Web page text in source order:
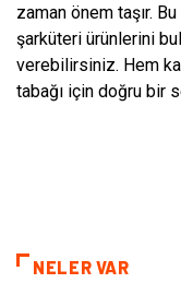
zaman önem taşır.
şarküteri ürünlerini
verebilirsiniz. Hem
tabağı için doğru bir
NELER VAR